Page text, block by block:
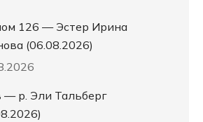
126 — Эстер Ирина
(06.08.2026)
— р. Эли Тальберг